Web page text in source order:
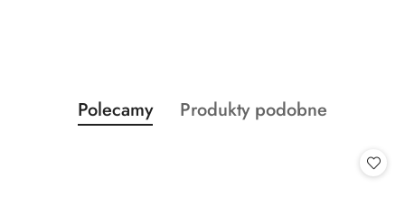
Pomiń karuzelę produktów
Produkty
o
Polecamy
Produkty
Produkty podobne